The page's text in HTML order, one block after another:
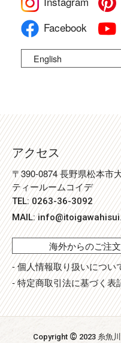
Facebook
English
アクセス
〒390-0874 長野県松本市
ティールームコイデ
TEL: 0263-36-3092
MAIL:
海外からのご注
- 個人情報取り扱いについ
- 特定商取引法に基づく表
Copyright © 2023 糸魚